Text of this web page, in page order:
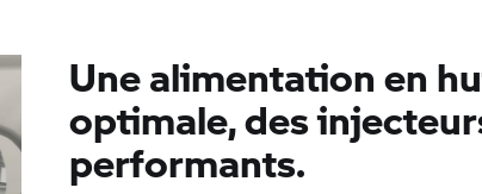
Une alimentation en
optimale, des
performants.